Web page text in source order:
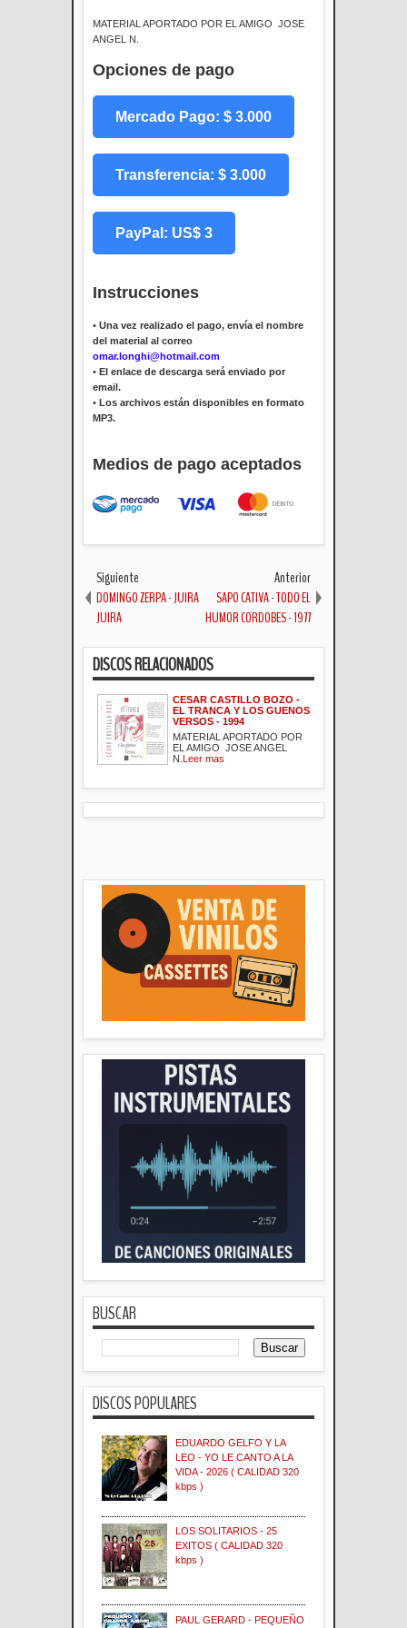
MATERIAL APORTADO POR EL AMIGO JOSE
ANGEL N.
Opciones de pago
Mercado Pago: $ 3.000
Transferencia: $ 3.000
PayPal: US$ 3
Instrucciones
• Una vez realizado el pago, envía el nombre
del material al correo
omar.longhi@hotmail.com
• El enlace de descarga será enviado por
email.
• Los archivos están disponibles en formato
MP3.
Medios de pago aceptados
Siguiente
DOMINGO ZERPA - JUIRA
JUIRA
Anterior
SAPO CATIVA - TODO EL
HUMOR CORDOBES - 1977
DISCOS RELACIONADOS
CESAR CASTILLO BOZO -
EL TRANCA Y LOS GUENOS
VERSOS - 1994
MATERIAL APORTADO POR
EL AMIGO JOSE ANGEL
N. Leer mas
BUSCAR
DISCOS POPULARES
EDUARDO GELFO Y LA
LEO - YO LE CANTO A LA
VIDA - 2026 ( CALIDAD 320
kbps )
LOS SOLITARIOS - 25
EXITOS ( CALIDAD 320
kbps )
PAUL GERARD - PEQUEÑO